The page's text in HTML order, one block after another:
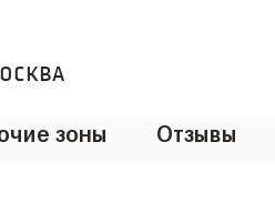
зоны Отзывы